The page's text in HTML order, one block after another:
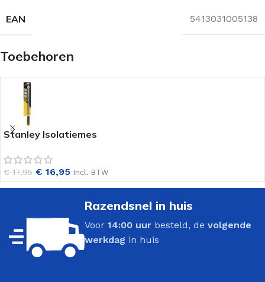
EAN 5413031005138
Toebehoren
Stanley Isolatiemes
€17,95 € 16,95 Incl. BTW
Razendsnel in huis
Voor 14:00 uur besteld, de volgende
werkdag in huis